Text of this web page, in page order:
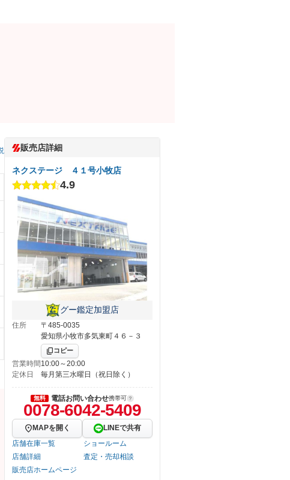
販売店詳細
ネクステージ ４１号小牧店
4.9
グー鑑定加盟店
住所
〒485-0035
愛知県小牧市多気東町４６－３
コピー
営業時間10:00～20:00
定休日
毎月第三水曜日（祝日除く）
無料 電話お問い合わせ携帯可
0078-6042-5409
MAPを開く
LINEで共有
店舗在庫一覧
ショールーム
店舗詳細
査定・売却相談
販売店ホームページ